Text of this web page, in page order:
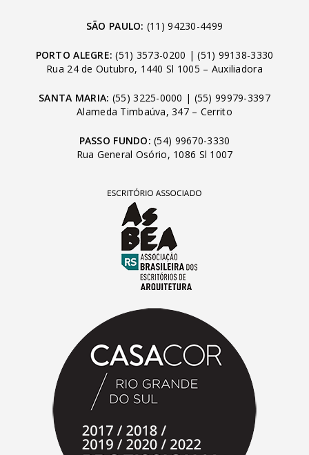
SÃO PAULO: (11) 94230-4499
PORTO ALEGRE: (51) 3573-0200 |(51) 99138-3330
Rua 24 de Outubro, 1440 Sl 1005 – Auxiliadora
SANTA MARIA: (55) 3225-0000 | (55) 99979-3397
Alameda Timbaúva, 347 – Cerrito
PASSO FUNDO: (54) 99670-3330
Rua General Osório, 1086 Sl 1007